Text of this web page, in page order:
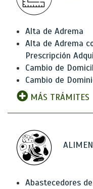
Alta de Adrema
Alta de Adrema
Prescripción
Cambio de
Cambio de
MÁS TRÁMITES
Abastecedores